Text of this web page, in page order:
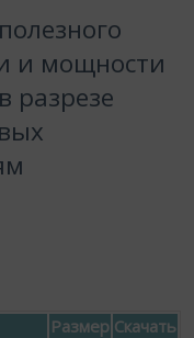
и мощности
разрезе
Размер Скачать